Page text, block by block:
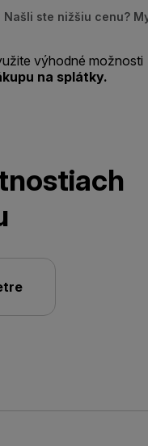
Našli ste nižšiu cenu?
výhodné možnosti
na splátky.